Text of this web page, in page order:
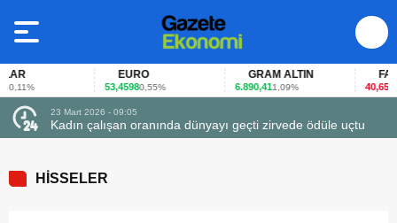
0,11%
EURO
53,45980,55%
GRAM ALTIN
6.890,411,09%
FAİZ
40,65-
23 Mart 2026 - 09:05
Kadın çalışan oranında dünyayı geçti zirvede ödüle uçtu
HİSSELER